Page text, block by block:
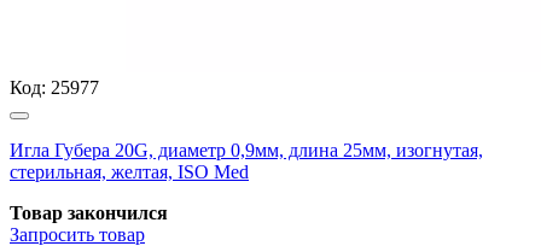
Код: 25977
Игла Губера 20G, диаметр 0,9мм, длина 25мм, изогнутая,
стерильная, желтая, ISO Med
Товар закончился
Запросить товар